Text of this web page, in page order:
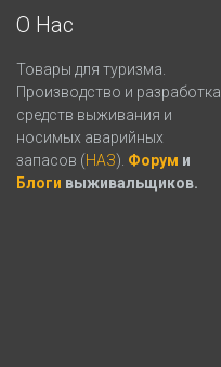
О Нас
Товары для туризма.
Производство и разработка
средств выживания и
носимых аварийных
запасов (НАЗ). Форум и
Блоги выживальщиков.